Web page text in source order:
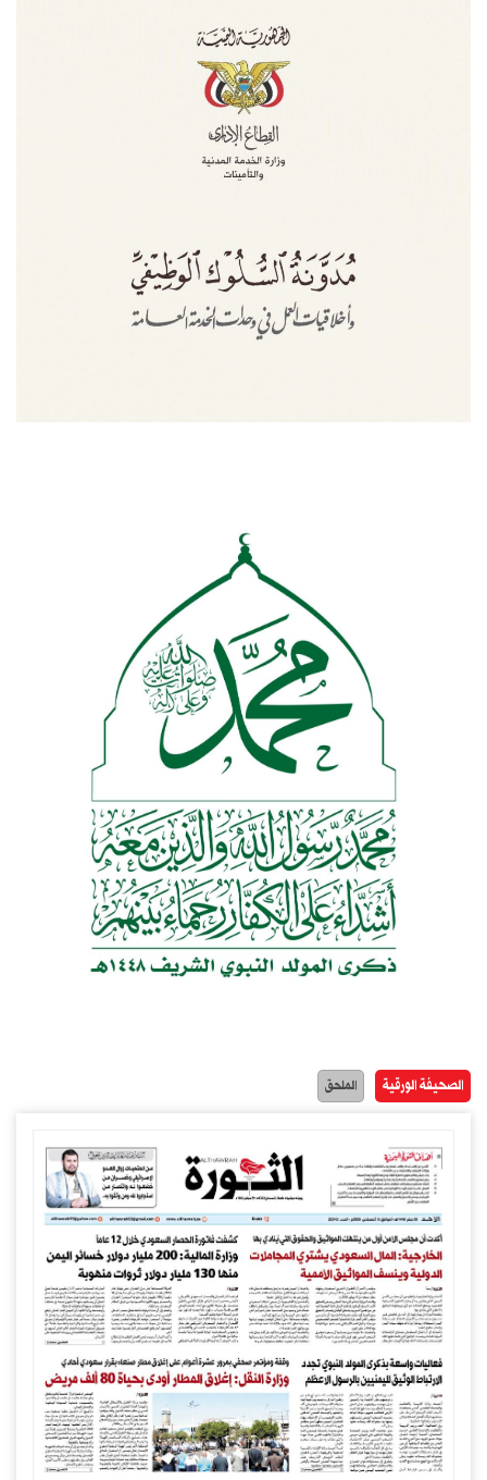
الصحيفة الورقية الملحق